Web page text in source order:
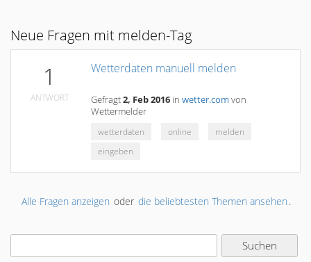
Neue Fragen mit melden-Tag
1
ANTWORT
Wetterdaten manuell melden
Gefragt2, Feb 2016 in wetter.com von
Wettermelder
wetterdaten
online
melden
eingeben
Alle Fragen anzeigen oder die beliebtesten Themen ansehen .